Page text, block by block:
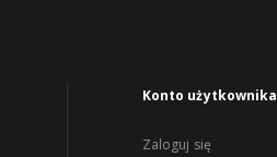
Konto użytkownika
Zaloguj się